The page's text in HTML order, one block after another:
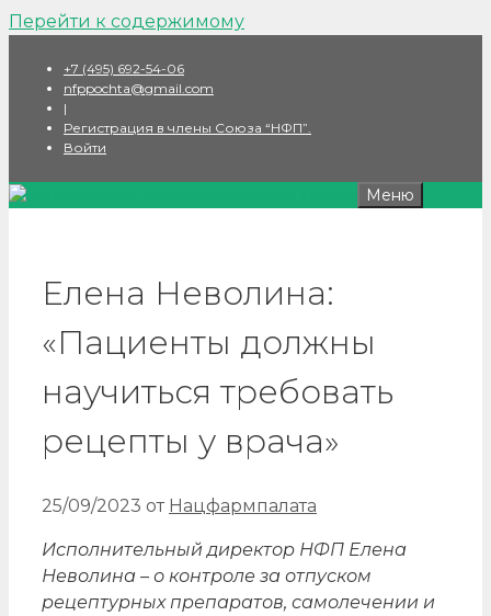
Перейти к содержимому
+7 (495) 692-54-06
nfppochta@gmail.com
|
Регистрация в члены Союза “НФП”.
Войти
Меню
Елена Неволина:
«Пациенты должны
научиться требовать
рецепты у врача»
25/09/2023 от Нацфармпалата
Исполнительный директор НФП Елена
Неволина – о контроле за отпуском
рецептурных препаратов, самолечении и